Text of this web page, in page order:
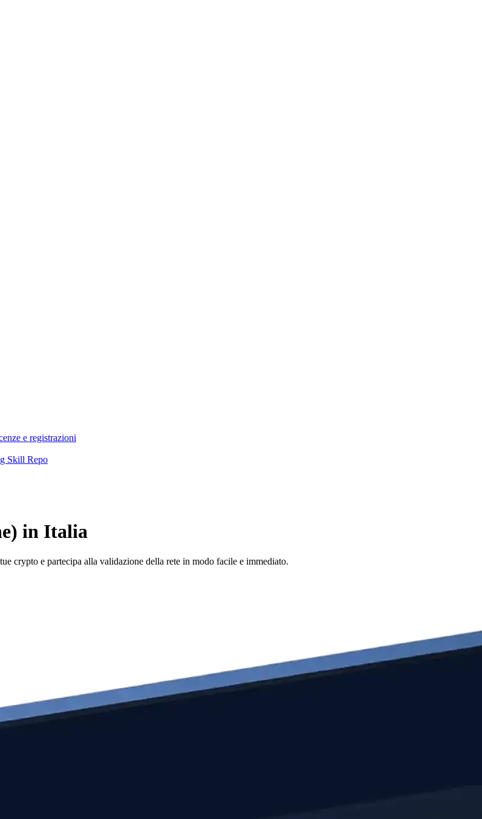
e registrazioni
Skill Repo
in Italia
crypto e partecipa alla validazione della rete in modo facile e immediato.